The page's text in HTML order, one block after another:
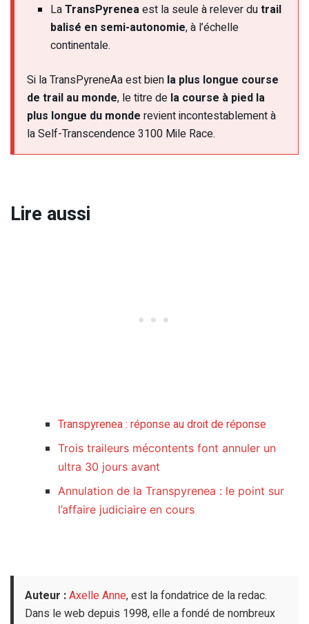
LaTransPyreneaest la seule à relever dutrail
balisé en semi-autonomie, à l’échelle
continentale.
Si la TransPyreneAa est bien la plus longue course
de trail au monde, le titre de la course à pied la
plus longue du monde revient incontestablement à
la Self-Transcendence 3100 Mile Race.
Lire aussi
Transpyrenea : réponse au droit de réponse
Trois traileurs mécontents font annuler un
ultra 30 jours avant
Annulation de la Transpyrenea : le point sur
l’affaire judiciaire en cours
Auteur :Axelle Anne, est la fondatrice de la redac.
Dans le web depuis 1998, elle a fondé de nombreux